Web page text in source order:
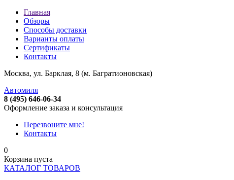
Главная
Обзоры
Способы доставки
Варианты оплаты
Сертификаты
Контакты
Москва, ул. Барклая, 8 (м. Багратионовская)
Автомиля
8 (495) 646-06-34
Оформление заказа и консультация
Перезвоните мне!
Контакты
0
Корзина пуста
КАТАЛОГ ТОВАРОВ